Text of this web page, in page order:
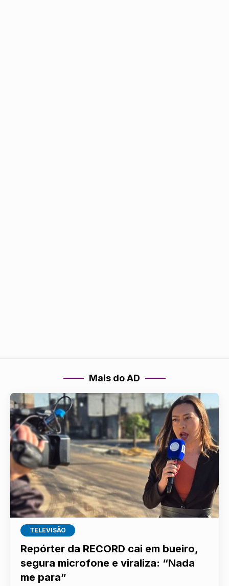
Mais do AD
TELEVISÃO
Repórter da RECORD cai em bueiro,
segura microfone e viraliza: “Nada
me para”